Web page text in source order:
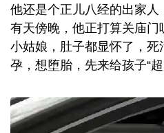
他还是个正儿八经的出家人
有天傍晚，他正打算关庙
小姑娘，肚子都显怀了，
孕，想堕胎，先来给孩子“超